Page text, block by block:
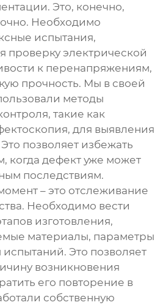
Это, конечно,
Необходимо
испытания,
проверку электрической
к перенапряжениям,
прочность. Мы в своей
методы
такие как
для выявления
позволяет избежать
когда дефект уже может
последствиям.
– это отслеживание
Необходимо вести
изготовления,
материалы, параметры
испытаний. Это позволяет
возникновения
его повторение в
собственную